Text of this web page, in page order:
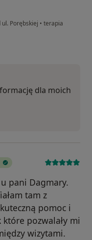
Porębskiej • terapia
dla moich
pani Dagmary.
tam z
pomoc i
pozwalały mi
wizytami.